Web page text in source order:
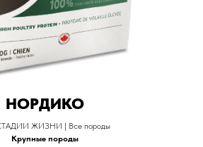
НОРДИКО
ЖИЗНИ | Все породы
Крупные породы